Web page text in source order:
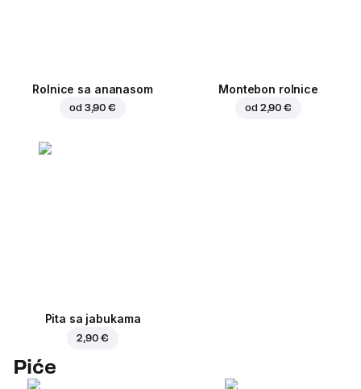
Rolnice sa ananasom
od 3,90 €
Montebon rolnice
od 2,90 €
Pita sa jabukama
2,90 €
Piće